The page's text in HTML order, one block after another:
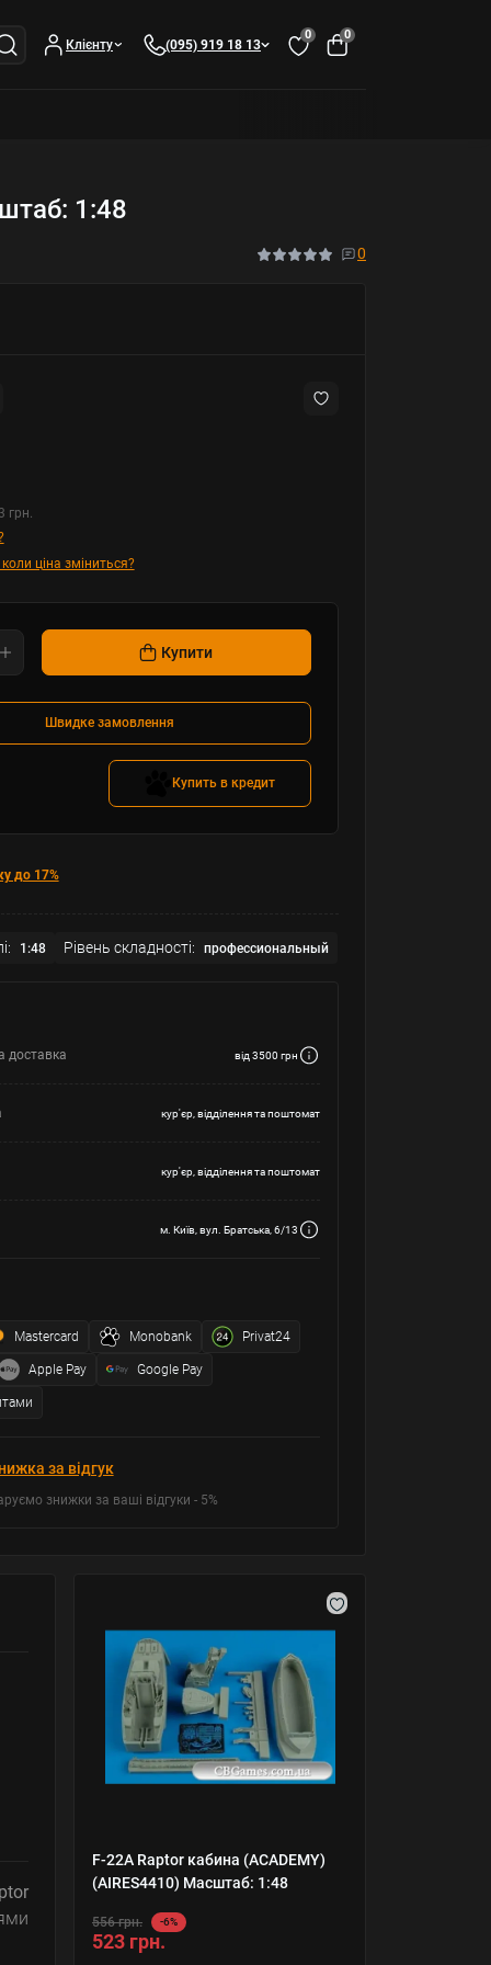
Клієнту (095) 919 18 13
0 0
1:48
0
грн.
ціна зміниться?
Купити
Швидке замовлення
Купить в кредит
до 17%
1:48 Рівень складності: профессиональный
доставка від 3500 грн
кур'єр, відділення та поштомат
кур'єр, відділення та поштомат
м. Київ, вул. Братська, 6/13
Mastercard Monobank Privat24
Apple Pay Google Pay
за відгук
знижки за ваші відгуки - 5%
F-22A Raptor кабина (ACADEMY)
(AIRES4410) Масштаб: 1:48
556 грн. -6%
523 грн.